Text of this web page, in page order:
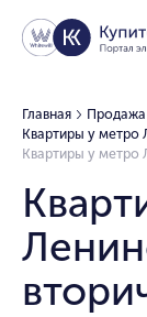
Главная Продажа
Квартиры у метро
Квартиры у метро